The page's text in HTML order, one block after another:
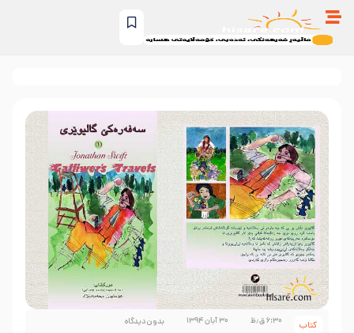
کتاب ۶:۳۰ ق٫ظ ۳۰ آبان ۱۳۹۴ بدون دیدگاه